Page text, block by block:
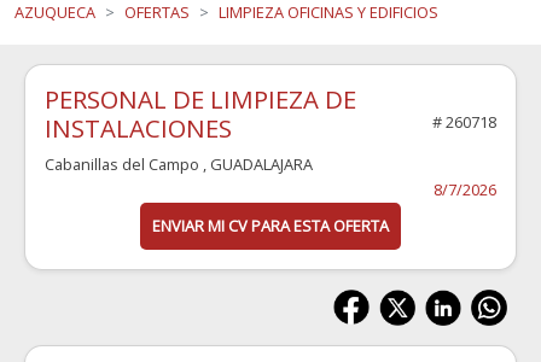
AZUQUECA OFERTAS LIMPIEZA OFICINAS Y EDIFICIOS
PERSONAL DE LIMPIEZA DE
INSTALACIONES
# 260718
Cabanillas del Campo , GUADALAJARA
8/7/2026
ENVIAR MI CV PARA ESTA OFERTA